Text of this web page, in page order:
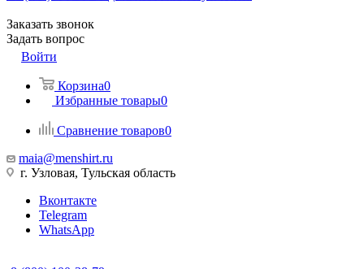
Заказать звонок
Задать вопрос
Войти
Корзина0
Избранные товары0
Сравнение товаров0
maia@menshirt.ru
г. Узловая, Тульская область
Вконтакте
Telegram
WhatsApp